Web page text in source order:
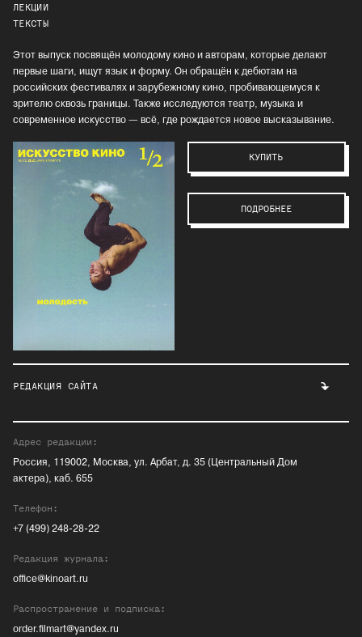
ЛЕКЦИИ
ТЕКСТЫ
Этот выпуск посвящён молодому кино и авторам, которые делают
первые шаги, ищут язык и форму. Он обращён к дебютам на
российских фестивалях и зарубежному кино, пробивающемуся к
зрителю сквозь границы. Также исследуются театр, музыка и
современное искусство — всё, где рождается новое высказывание.
КУПИТЬ
ПОДРОБНЕЕ
РЕДАКЦИЯ САЙТА
Адрес редакции:
Россия, 119002, Москва, ул. Арбат, д. 35 (Центральный Дом
актера), каб. 655
Телефон:
+7 (499) 248-28-22
Редакция журнала:
office@kinoart.ru
Распространение и подписка:
order.filmart@yandex.ru